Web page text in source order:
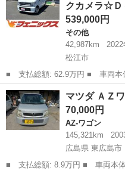
☆ ８イン...
クカメラ☆
539,000円
その他
42,987km
2022
松江市
■ 支払総額: 62.9万円 ■ 車両本体価格： 539,000 円 ■ メーカー
名： マツダ ■ 車種名： フレ
ＸＧ☆ナビ☆バックカメラ☆Ｄ
バックカメラ...
島根 松江市 その他
マツダ ＡＺ
70,000円
AZ-ワゴン
145,321km
広島県 東広島市
■ 支払総額: 8.9万円 ■ 車両本体価格： 70,000 円 ■ メーカー